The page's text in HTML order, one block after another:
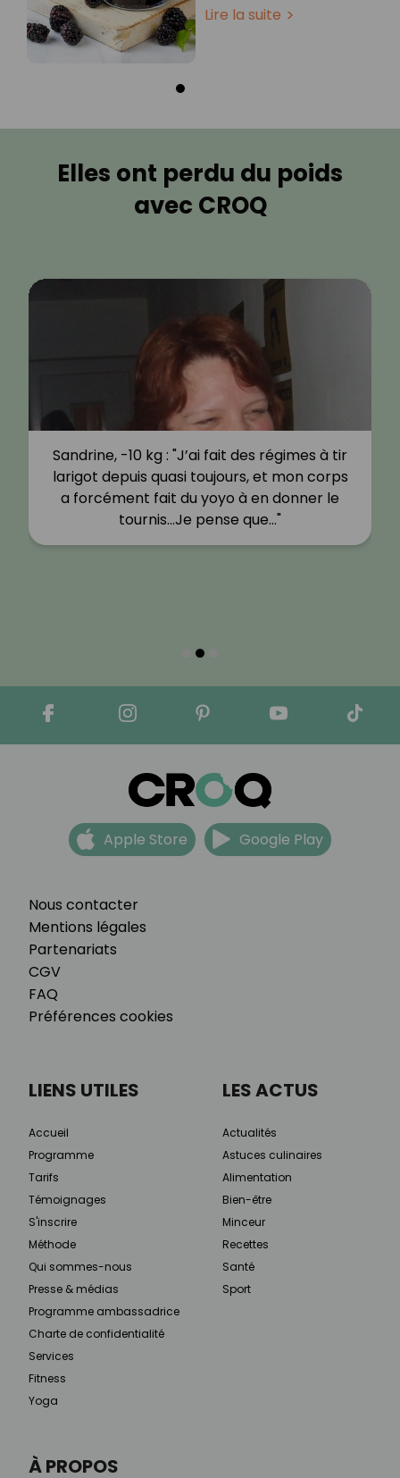
Lire la suite
Elles ont perdu du poids
avec CROQ
Sandrine, -10 kg : "J’ai fait des régimes à tir
larigot depuis quasi toujours, et mon corps
a forcément fait du yoyo à en donner le
tournis…Je pense que…"
Nous contacter
Mentions légales
Partenariats
CGV
FAQ
Préférences cookies
Apple Store Google Play
À PROPOS
LIENS UTILES
Accueil
Programme
Tarifs
Témoignages
S'inscrire
Méthode
Qui sommes-nous
Presse & médias
Programme ambassadrice
Charte de confidentialité
Services
Fitness
Yoga
LES ACTUS
Actualités
Astuces culinaires
Alimentation
Bien-être
Minceur
Recettes
Santé
Sport